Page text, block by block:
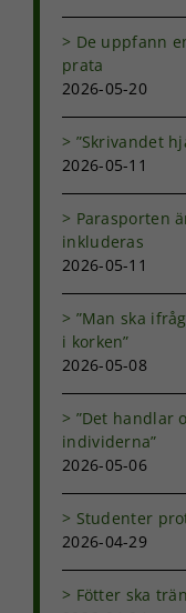
De uppfann
prata
2026-05-20
”Skrivandet
2026-05-11
Parasporten
inkluderas
2026-05-11
”Man ska
i korken”
2026-05-08
”Det handlar
individerna”
2026-05-06
Studenter
2026-04-29
Fötter ska